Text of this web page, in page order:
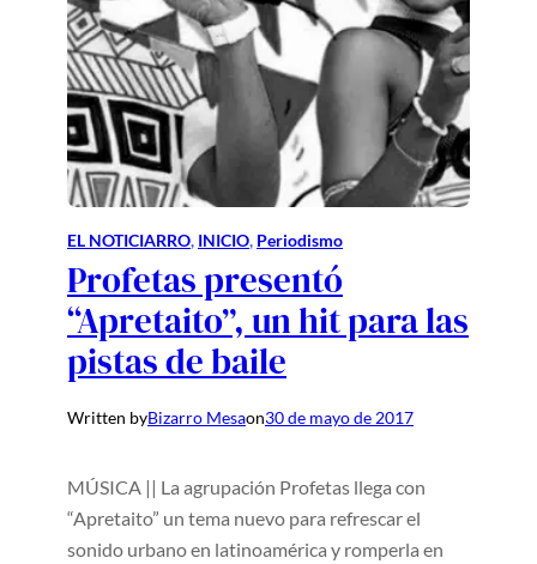
EL NOTICIARRO, INICIO, Periodismo
Profetas presentó
“Apretaito”, un hit para las
pistas de baile
Written byBizarro Mesaon30 de mayo de 2017
MÚSICA || La agrupación Profetas llega con
“Apretaito” un tema nuevo para refrescar el
sonido urbano en latinoamérica y romperla en